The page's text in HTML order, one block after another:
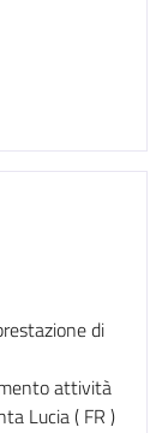
di
attività
Lucia ( FR )